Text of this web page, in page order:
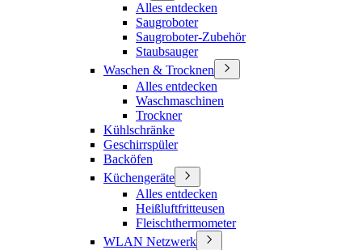
Alles entdecken
Saugroboter
Saugroboter-Zubehör
Staubsauger
Waschen & Trocknen
Alles entdecken
Waschmaschinen
Trockner
Kühlschränke
Geschirrspüler
Backöfen
Küchengeräte
Alles entdecken
Heißluftfritteusen
Fleischthermometer
WLAN Netzwerk